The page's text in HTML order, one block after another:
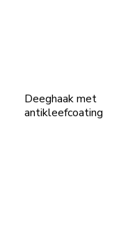
Deeghaak met
antikleefcoating